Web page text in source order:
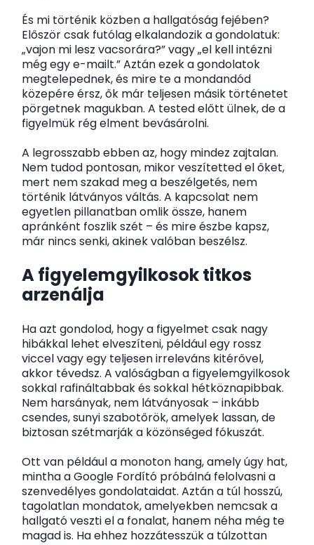
És mi történik közben a hallgatóság fejében?
Először csak futólag elkalandozik a gondolatuk:
„vajon mi lesz vacsorára?” vagy „el kell intézni
még egy e-mailt.” Aztán ezek a gondolatok
megtelepednek, és mire te a mondandód
közepére érsz, ők már teljesen másik történetet
pörgetnek magukban. A tested előtt ülnek, de a
figyelmük rég elment bevásárolni.
A legrosszabb ebben az, hogy mindez zajtalan.
Nem tudod pontosan, mikor veszítetted el őket,
mert nem szakad meg a beszélgetés, nem
történik látványos váltás. A kapcsolat nem
egyetlen pillanatban omlik össze, hanem
apránként foszlik szét – és mire észbe kapsz,
már nincs senki, akinek valóban beszélsz.
A figyelemgyilkosok titkos
arzenálja
Ha azt gondolod, hogy a figyelmet csak nagy
hibákkal lehet elveszíteni, például egy rossz
viccel vagy egy teljesen irreleváns kitérővel,
akkor tévedsz. A valóságban a figyelemgyilkosok
sokkal rafináltabbak és sokkal hétköznapibbak.
Nem harsányak, nem látványosak – inkább
csendes, sunyi szabotőrök, amelyek lassan, de
biztosan szétmarják a közönséged fókuszát.
Ott van például a monoton hang, amely úgy hat,
mintha a Google Fordító próbálná felolvasni a
szenvedélyes gondolataidat. Aztán a túl hosszú,
tagolatlan mondatok, amelyekben nemcsak a
hallgató veszti el a fonalat, hanem néha még te
magad is. Ha ehhez hozzátesszük a túlzottan